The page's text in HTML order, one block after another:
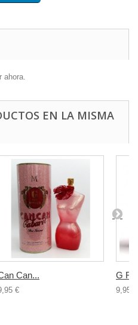
EN LA MISMA
Can...
€
G
9,95 €